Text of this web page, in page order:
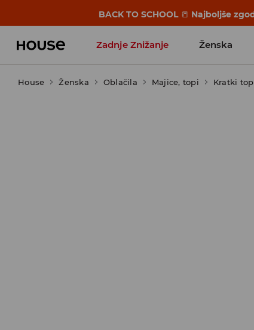
BACK TO SCHOOL 📒 Najboljše
Zadnje Znižanje Ženska
Favoriti vplivnežev
House Ženska Oblačila Majice, topi Kratki